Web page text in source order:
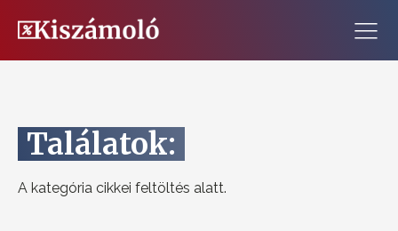
Találatok:
A kategória cikkei feltöltés alatt.